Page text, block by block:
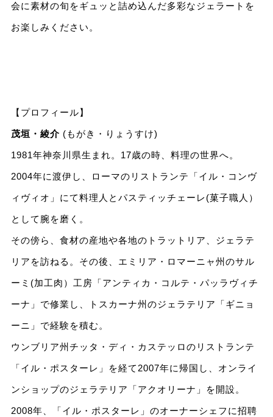
会に素材の旬をギュッと詰め込んだ多彩なジェラートを
お楽しみください。
【プロフィール】
茂垣・綾介(もがき・りょうすけ)
1981年神奈川県生まれ。17歳の時、料理の世界へ。
2004年に渡伊し、ローマのリストランテ「イル・コンヴ
ィヴィオ」にて料理人とパスティッチェーレ(菓子職人）
として腕を磨く。
その傍ら、食材の産地や各地のトラットリア、ジェラテ
リアを訪ねる。その後、エミリア・ロマーニャ州のサル
ーミ(加工肉）工房「アンティカ・コルテ・パッラヴィチ
ーナ」で修業し、トスカーナ州のジェラテリア「ギニョ
ーニ」で経験を積む。
ウンブリア州チッタ・ディ・カステッロのリストランテ
「イル・ポスターレ」を経て2007年に帰国し、オンライ
ンショップのジェラテリア「アクオリーナ」を開設。
2008年、「イル・ポスターレ」のオーナーシェフに招聘